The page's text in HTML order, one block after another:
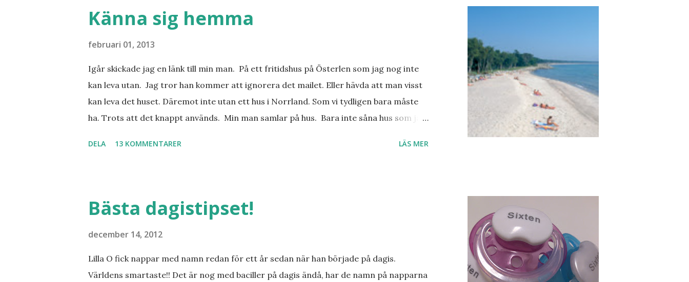
tjejkompisar. Ska bli underbart. Men det behöver jag nog inte säga.
Känna sig hemma
februari 01, 2013
Igår skickade jag en länk till min man. På ett fritidshus på Österlen som jag nog inte
kan leva utan. Jag tror han kommer att ignorera det mailet. Eller hävda att man visst
kan leva det huset. Däremot inte utan ett hus i Norrland. Som vi tydligen bara måste
ha. Trots att det knappt används. Min man samlar på hus. Bara inte såna hus som jag
DELA 13 KOMMENTARER LÄS MER
Bästa dagistipset!
december 14, 2012
Lilla O fick nappar med namn redan för ett år sedan när han började på dagis.
Världens smartaste!! Det är nog med baciller på dagis ändå, har de namn på napparna